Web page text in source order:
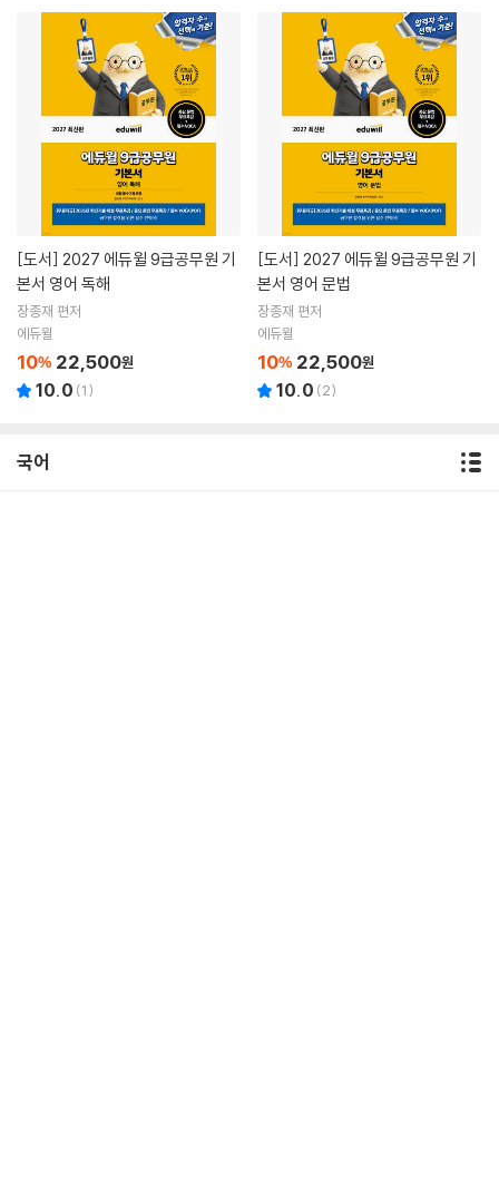
[도서]
본서 영어 독해
장종재 편저
에듀윌
10% 22,500원
10.0 (1)
[도서]
본서 영어 문법
장종재 편저
에듀윌
10% 22,500원
10.0 (2)
국어